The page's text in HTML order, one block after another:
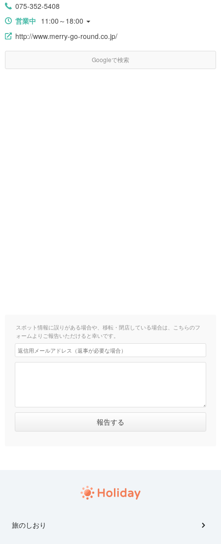
075-352-5408
営業中 11:00～18:00
http://www.merry-go-round.co.jp/
Googleで検索
スポット情報に誤りがある場合や、移転・閉店している場合は、こちらのフ
ォームよりご報告いただけると幸いです。
旅のしおり